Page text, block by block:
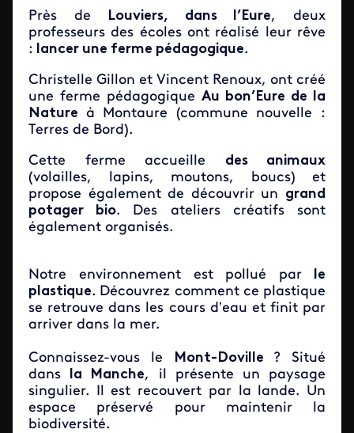
Près de Louviers, dans l’Eure, deux
professeurs des écoles ont réalisé leur rêve
: lancer une ferme pédagogique.
Christelle Gillon et Vincent Renoux, ont créé
une ferme pédagogique Au bon’Eure de la
Nature à Montaure (commune nouvelle :
Terres de Bord).
Cette ferme accueille des animaux
(volailles, lapins, moutons, boucs) et
propose également de découvrir un grand
potager bio. Des ateliers créatifs sont
également organisés.
Notre environnement est pollué par le
plastique. Découvrez comment ce plastique
se retrouve dans les cours d’eau et finit par
arriver dans la mer.
Connaissez-vous le Mont-Doville ? Situé
dans la Manche, il présente un paysage
singulier. Il est recouvert par la lande. Un
espace préservé pour maintenir la
biodiversité.